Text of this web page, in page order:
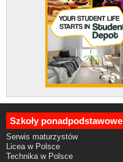
Szkoły ponadpodstawowe
Serwis maturzystów
Licea w Polsce
Technika w Polsce